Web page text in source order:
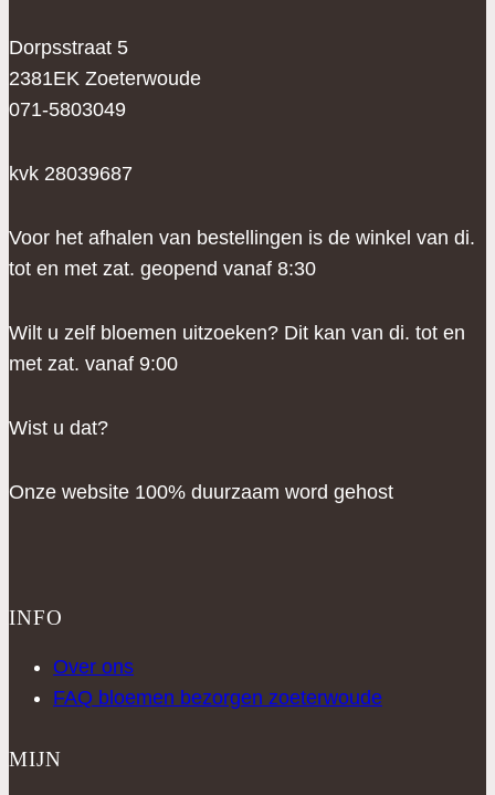
Dorpsstraat 5
2381EK Zoeterwoude
071-5803049
kvk 28039687
Voor het afhalen van bestellingen is de winkel van di.
tot en met zat. geopend vanaf 8:30
Wilt u zelf bloemen uitzoeken? Dit kan van di. tot en
met zat. vanaf 9:00
Wist u dat?
Onze website 100% duurzaam word gehost
INFO
Over ons
FAQ bloemen bezorgen zoeterwoude
MIJN